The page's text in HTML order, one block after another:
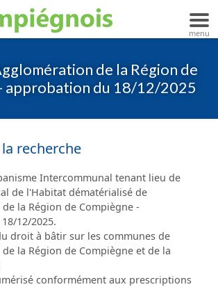
de la Région de
approbation du 18/12/2025
recherche
Intercommunal tenant lieu de
de l'Habitat dématérialisé de
la Région de Compiègne -
12/2025.
droit à bâtir sur les communes de
la Région de Compiègne et de la
conformément aux prescriptions